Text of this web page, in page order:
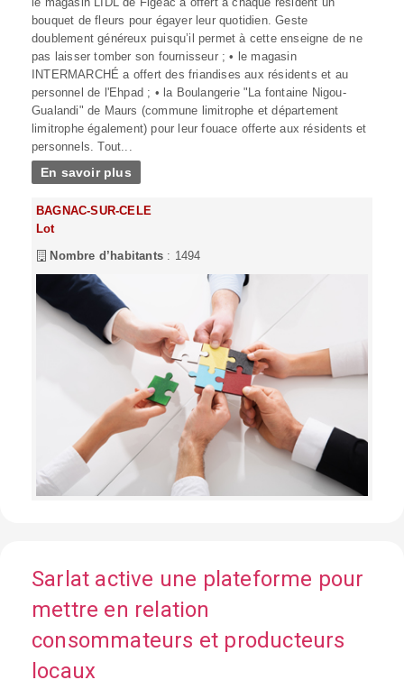
bouquet de fleurs pour égayer leur quotidien. Geste
doublement généreux puisqu’il permet à cette enseigne de ne
pas laisser tomber son fournisseur ; • le magasin
INTERMARCHÉ a offert des friandises aux résidents et au
personnel de l'Ehpad ; • la Boulangerie "La fontaine Nigou-
Gualandi" de Maurs (commune limitrophe et département
limitrophe également) pour leur fouace offerte aux résidents et
personnels. Tout...
En savoir plus
BAGNAC-SUR-CELE
Lot
Nombre d’habitants : 1494
Sarlat active une plateforme pour
mettre en relation
consommateurs et producteurs
locaux